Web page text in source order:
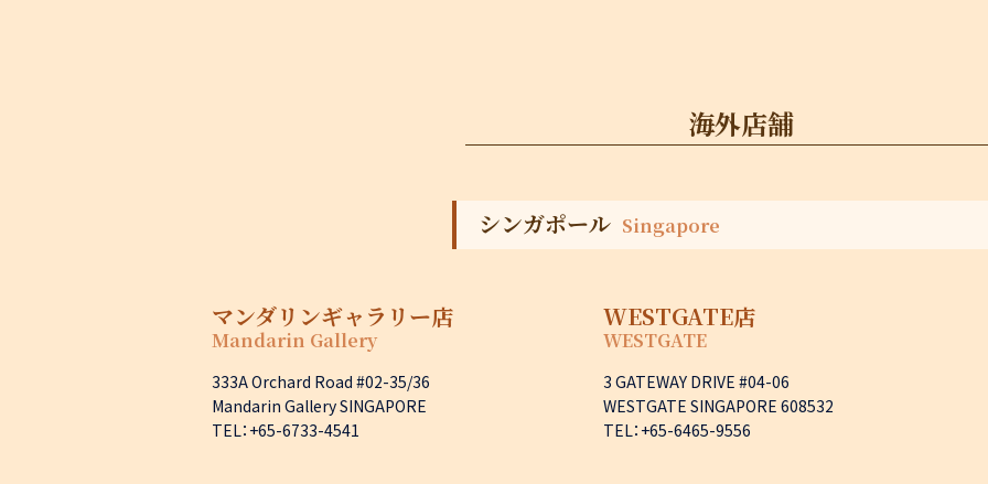
海外店舗
シンガポール Singapore
マンダリンギャラリー店
Mandarin Gallery
333A Orchard Road #02-35/36
Mandarin Gallery SINGAPORE
TEL：+65-6733-4541
WESTGATE店
WESTGATE
3 GATEWAY DRIVE #04-06
WESTGATE SINGAPORE 608532
TEL：+65-6465-9556